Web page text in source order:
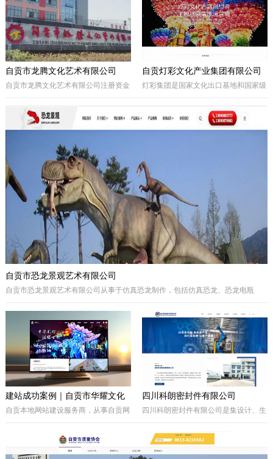
领军企业。
自贡灯彩文化产业集团有限公司
灯彩集团是国家文化出口基地和国家级
企业，集团子公司新亚彩灯是连续多年
由中央五部委联合授予的国家文化出口
州、安徽、甘肃、加拿大、美国等多个
控股合作团队。集团从…
自贡市龙腾文化艺术有限公司
自贡市龙腾文化艺术有限公司注册资金
之乡、中国灯城”美誉的四川省自贡
市。拥有“占地100余亩的中国彩灯仿真
司从事彩灯艺术工程、彩车彩船巡游工
程、趣味式景观游乐器具、景观雕塑工
程、城市文化符号美化亮化工程，以及
仿真恐龙、仿真动植物、化石制作和演
绎程控机器人研发生产。
自贡市恐龙景观艺术有限公司
自贡市恐龙景观艺术有限公司从事于仿真恐龙制作，包括仿真恐龙、恐龙电瓶
建站成功案例｜自贡市华耀文化
艺术有限公司官网定制开发项目
自贡本地网站建设服务商，从事自贡网
发，本次完成自贡市华耀文化艺术有限
公司官网定制搭建，包含品牌展示、案
四川科朗密封件有限公司
四川科朗密封件有限公司是集设计、生
于电力、氧化铝、矿山、石油石化、钢
铁等行业所需的机械密封件及其配件、